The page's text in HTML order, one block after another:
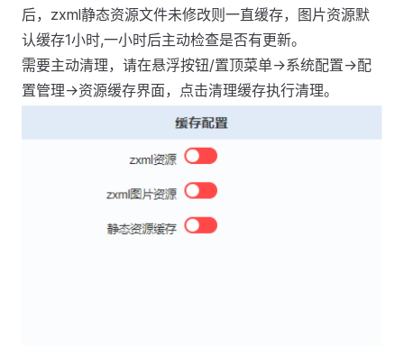
后，zxml静态资源文件未修改则一直缓存，图片资源默
认缓存1小时,一小时后主动检查是否有更新。
需要主动清理，请在悬浮按钮/置顶菜单->系统配置->配
置管理->资源缓存界面，点击清理缓存执行清理。